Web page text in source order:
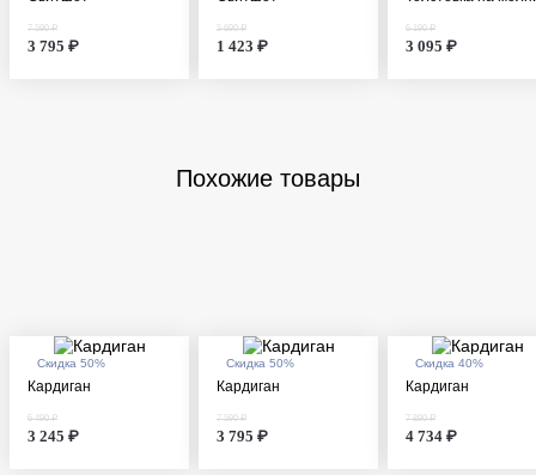
7 590 ₽
3 795 ₽
5 690 ₽
1 423 ₽
6 190 ₽
3 095 ₽
Похожие товары
Скидка 50%
Кардиган
6 490 ₽
3 245 ₽
Скидка 50%
Кардиган
7 590 ₽
3 795 ₽
Скидка 40%
Кардиган
7 890 ₽
4 734 ₽